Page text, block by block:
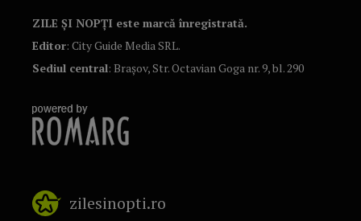
ZILE ȘI NOPȚI este marcă înregistrată.
Editor: City Guide Media SRL.
Sediul central: Brașov, Str. Octavian Goga nr. 9, bl. 290
zilesinopti.ro